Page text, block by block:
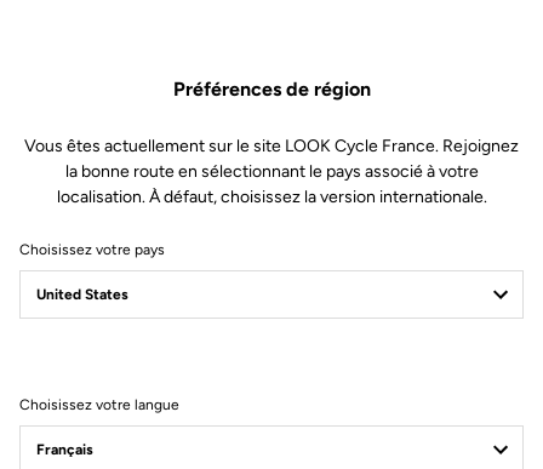
795 Blade RS 3
De vraies routes. De vraies victoires. Vous. Plus rapide que
Découvrir le nouveau 795 Blade RS 3
Préférences de région
Vous êtes actuellement sur le site LOOK Cycle France. Rejoignez
la bonne route en sélectionnant le pays associé à votre
localisation. À défaut, choisissez la version internationale.
Choisissez votre pays
Choisissez votre langue